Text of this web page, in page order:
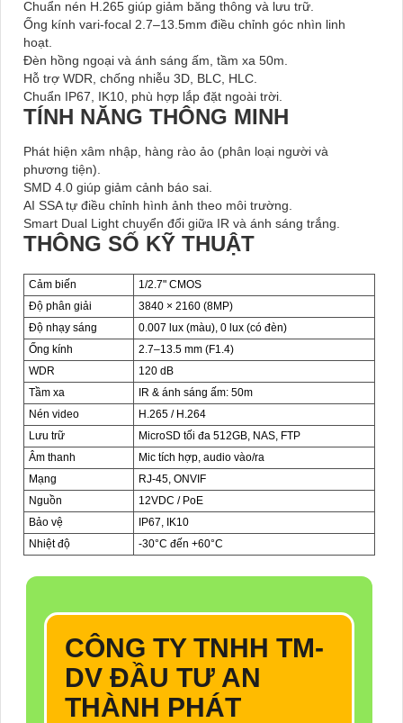
Chuẩn nén H.265 giúp giảm băng thông và lưu trữ.
Ống kính vari-focal 2.7–13.5mm điều chỉnh góc nhìn linh
hoạt.
Đèn hồng ngoại và ánh sáng ấm, tầm xa 50m.
Hỗ trợ WDR, chống nhiễu 3D, BLC, HLC.
Chuẩn IP67, IK10, phù hợp lắp đặt ngoài trời.
TÍNH NĂNG THÔNG MINH
Phát hiện xâm nhập, hàng rào ảo (phân loại người và
phương tiện).
SMD 4.0 giúp giảm cảnh báo sai.
AI SSA tự điều chỉnh hình ảnh theo môi trường.
Smart Dual Light chuyển đổi giữa IR và ánh sáng trắng.
THÔNG SỐ KỸ THUẬT
Cảm biến
1/2.7" CMOS
Độ phân giải
3840 × 2160 (8MP)
Độ nhạy sáng
0.007 lux (màu), 0 lux (có đèn)
Ống kính
2.7–13.5 mm (F1.4)
WDR
120 dB
Tầm xa
IR & ánh sáng ấm: 50m
Nén video
H.265 / H.264
Lưu trữ
MicroSD tối đa 512GB, NAS, FTP
Âm thanh
Mic tích hợp, audio vào/ra
Mạng
RJ-45, ONVIF
Nguồn
12VDC / PoE
Bảo vệ
IP67, IK10
Nhiệt độ
-30°C đến +60°C
CÔNG TY TNHH TM-
DV ĐẦU TƯ AN
THÀNH PHÁT